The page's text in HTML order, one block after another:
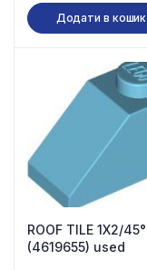
Додати в кошик
ROOF TILE 1X2/45°
(4619655) used